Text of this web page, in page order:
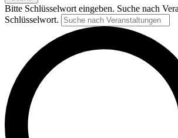
Bitte Schlüsselwort eingeben. Suche nach
Schlüsselwort.